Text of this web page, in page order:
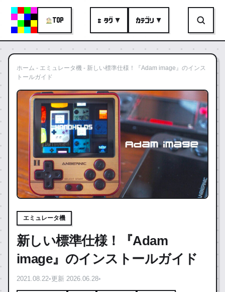
TOP # タグ ▼ カテゴリ ▼
ホーム - エミュレータ機 - 新しい標準仕様！『Adam image』のインス
トールガイド
エミュレータ機
新しい標準仕様！『Adam
image』のインストールガイド
2021.08.22•更新 2026.06.28•